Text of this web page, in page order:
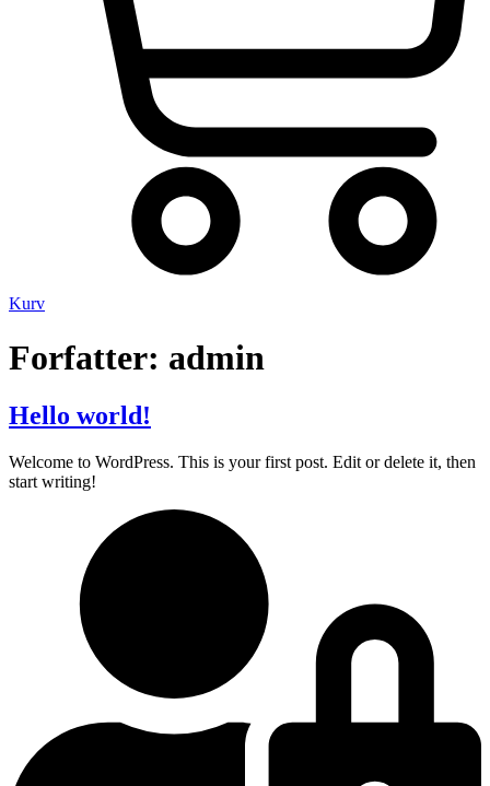
Kurv
Forfatter: admin
Hello world!
Welcome to WordPress. This is your first post. Edit or delete it, then
start writing!